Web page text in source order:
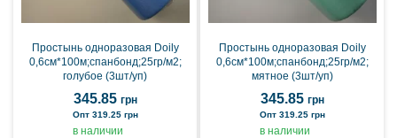
Простынь одноразовая Doily
0,6см*100м;спанбонд;25гр/м2;
голубое (3шт/уп)
345.85 грн
Опт 319.25 грн
в наличии
Простынь одноразовая Doily
0,6см*100м;спанбонд;25гр/м2;
мятное (3шт/уп)
345.85 грн
Опт 319.25 грн
в наличии